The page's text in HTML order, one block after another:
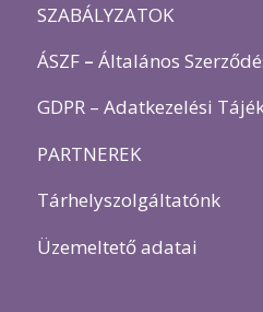
SZABÁLYZATOK
ÁSZF– Általános
GDPR – Adatkezelési
PARTNEREK
Tárhelyszolgáltatónk
Üzemeltető adatai